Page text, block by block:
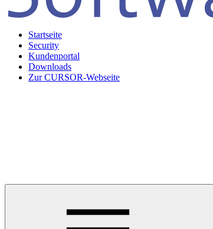
Startseite
Security
Kundenportal
Downloads
Zur CURSOR-Webseite